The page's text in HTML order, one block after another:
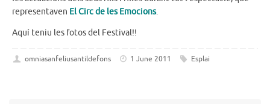
representaven El Circ de les Emocions.
Aquí teniu les fotos del Festival!!
omniasanfeliusantildefons 1 June 2011 Esplai